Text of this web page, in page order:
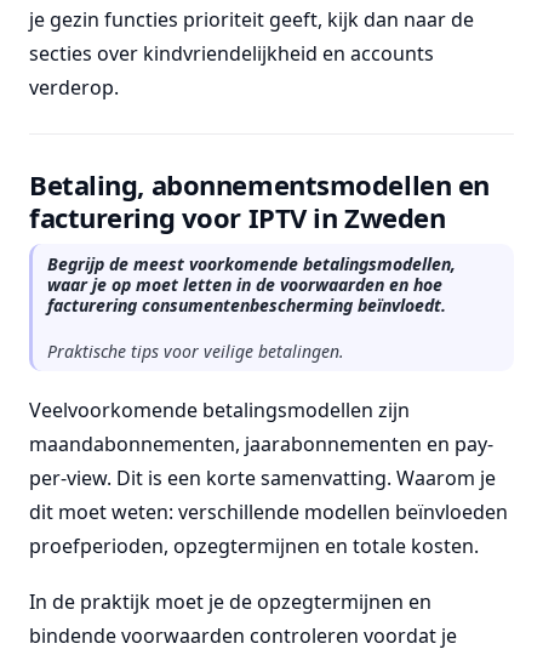
je gezin functies prioriteit geeft, kijk dan naar de
secties over kindvriendelijkheid en accounts
verderop.
Betaling, abonnementsmodellen en
facturering voor IPTV in Zweden
Begrijp de meest voorkomende betalingsmodellen,
waar je op moet letten in de voorwaarden en hoe
facturering consumentenbescherming beïnvloedt.
Praktische tips voor veilige betalingen.
Veelvoorkomende betalingsmodellen zijn
maandabonnementen, jaarabonnementen en pay-
per-view. Dit is een korte samenvatting. Waarom je
dit moet weten: verschillende modellen beïnvloeden
proefperioden, opzegtermijnen en totale kosten.
In de praktijk moet je de opzegtermijnen en
bindende voorwaarden controleren voordat je